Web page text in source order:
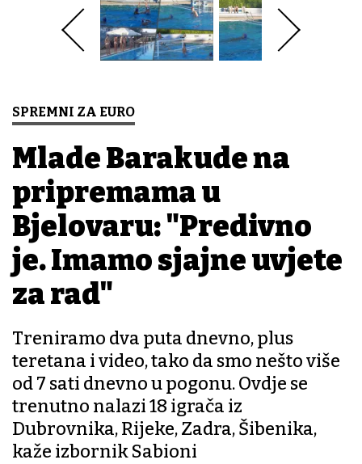
SPREMNI ZA EURO
Mlade Barakude na
pripremama u
Bjelovaru: "Predivno
je. Imamo sjajne uvjete
za rad"
Treniramo dva puta dnevno, plus
teretana i video, tako da smo nešto više
od 7 sati dnevno u pogonu. Ovdje se
trenutno nalazi 18 igrača iz
Dubrovnika, Rijeke, Zadra, Šibenika,
kaže izbornik Sabioni